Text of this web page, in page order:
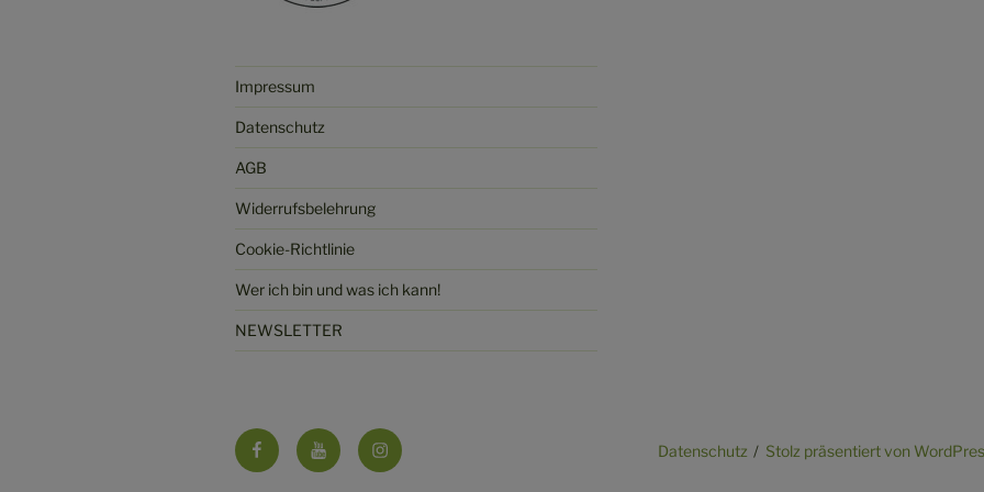
Impressum
Datenschutz
AGB
Widerrufsbelehrung
Cookie-Richtlinie
Wer ich bin und was ich kann!
NEWSLETTER
FacebookYouTubeInstagram Datenschutz Stolz präsentiert von